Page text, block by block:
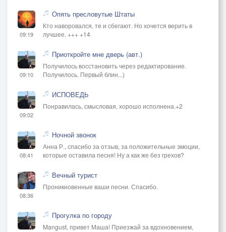
09:19
Опять пресловутые Штаты
Кто наворовался, те и сбегают. Но хочется верить в
лучшее. +++ +14
09:10
Приоткройте мне дверь (авт.)
Получилось восстановить через редактирование.
Получилось. Первый блин...)
09:02
ИСПОВЕДЬ
Понравилась, смысловая, хорошо исполнена.+2
08:41
Ночной звонок
Анна Р., спасибо за отзыв, за положительные эмоции,
которые оставила песня! Ну а как же без грехов?
08:36
Вечный турист
Проникновенные ваши песни. Спасибо.
Прогулка по городу
Mangust, привет Маша! Приезжай за вдохновением,